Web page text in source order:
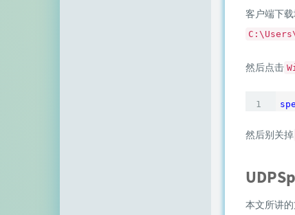
客户端下载
然后点击
然后别关掉
本文所讲